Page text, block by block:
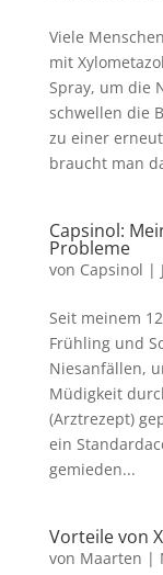
Viele
mit
Spray, um die
schwellen die
zu einer
braucht man
Capsinol:
Probleme
von Capsinol |
Seit meinem
Frühling und
Niesanfällen,
Müdigkeit
(Arztrezept)
ein
gemieden...
Vorteile von
von Maarten |